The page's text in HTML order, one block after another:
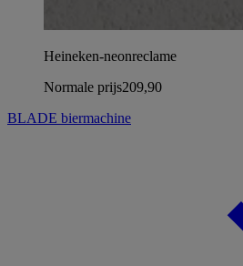
Heineken-neonreclame
Normale prijs209,90
BLADE biermachine